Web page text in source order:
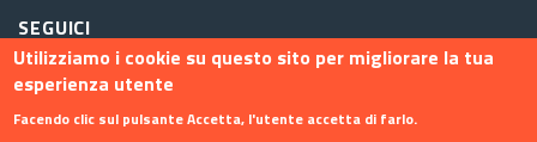
SEGUICI
Utilizziamo i cookie su questo sito per migliorare la tua
esperienza utente
Facendo clic sul pulsante Accetta, l'utente accetta di farlo.